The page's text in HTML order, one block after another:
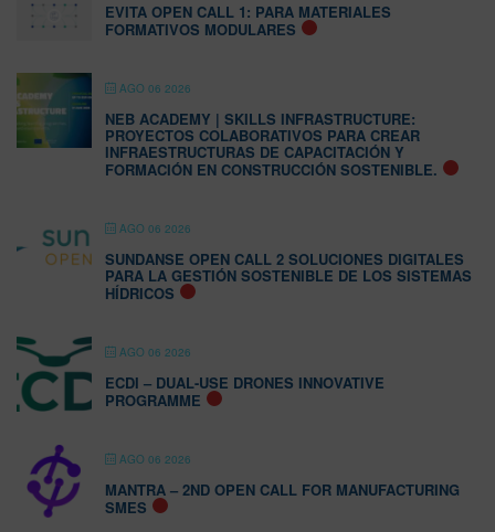
EVITA OPEN CALL 1: PARA MATERIALES
FORMATIVOS MODULARES
AGO 06 2026
NEB ACADEMY | SKILLS INFRASTRUCTURE:
PROYECTOS COLABORATIVOS PARA CREAR
INFRAESTRUCTURAS DE CAPACITACIÓN Y
FORMACIÓN EN CONSTRUCCIÓN SOSTENIBLE.
AGO 06 2026
SUNDANSE OPEN CALL 2 SOLUCIONES DIGITALES
PARA LA GESTIÓN SOSTENIBLE DE LOS SISTEMAS
HÍDRICOS
AGO 06 2026
ECDI – DUAL-USE DRONES INNOVATIVE
PROGRAMME
AGO 06 2026
MANTRA – 2ND OPEN CALL FOR MANUFACTURING
SMES